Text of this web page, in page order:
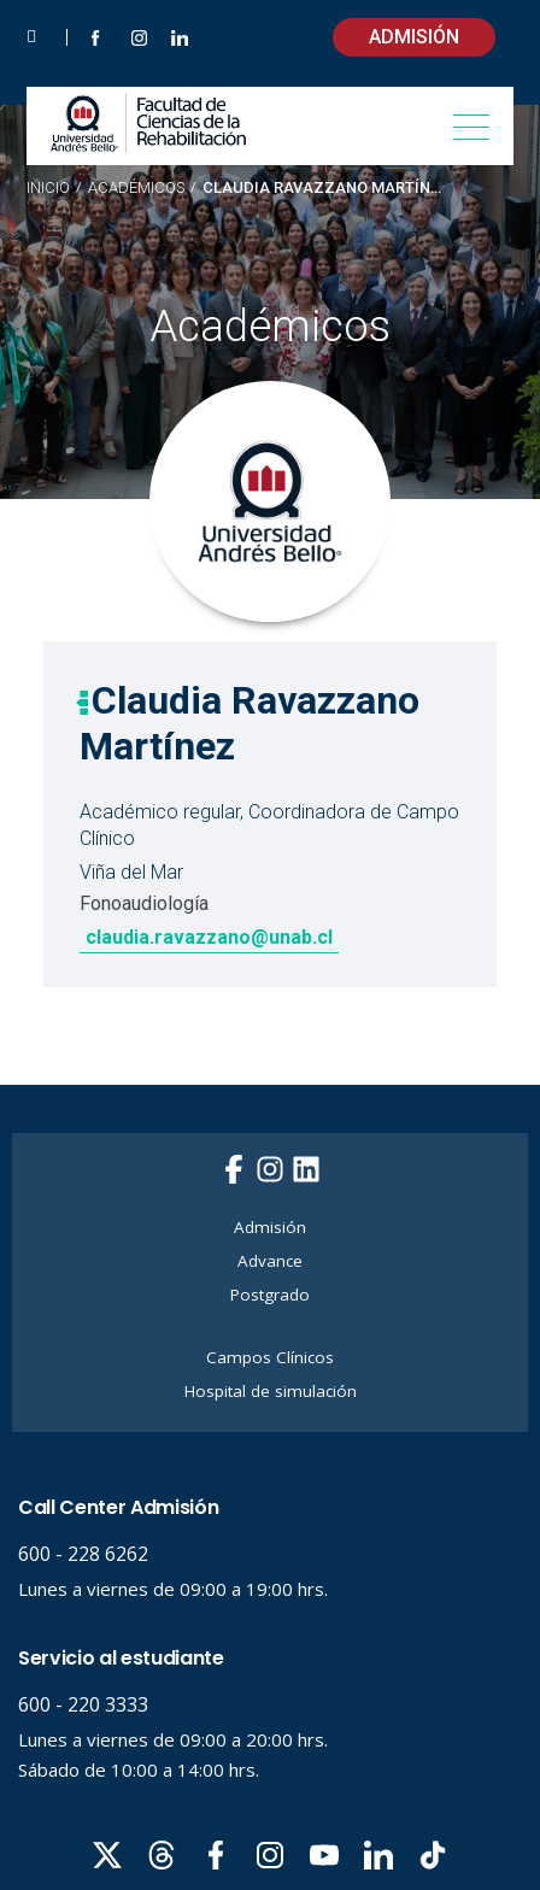
ADMISIÓN
INICIO / ACADÉMICOS / CLAUDIA RAVAZZANO MARTÍNEZ
Académicos
Claudia Ravazzano
Martínez
Académico regular, Coordinadora de Campo
Clínico
Viña del Mar
Fonoaudiología
claudia.ravazzano@unab.cl